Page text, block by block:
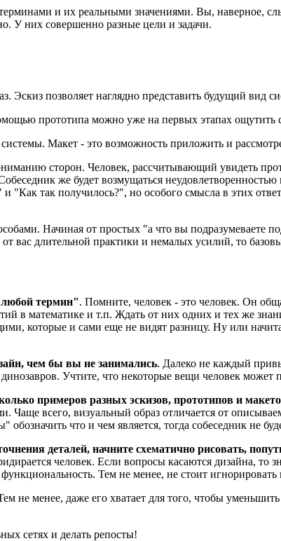
и их реальными значениями. Вы, наверное,
У них совершенно разные цели и задачи.
Эскиз позволяет наглядно представить будущий вид
прототипа можно уже на первых этапах ощутить
системы. Макет - это возможность приложить и
сторон. Человек, рассчитывающий увидеть
же будет возмущаться
так получилось?", но особого смысла в этих
Начиная от простых "а что вы подразумеваете
вас длительной практики и немалых усилий, то
термин". Помните, человек - это человек. Он
в математике и т.п. Ждать от них одних и тех же
которые и сами еще не видят разницу. Ну или
чем бы вы не занимались. Далеко не каждый
Учтите, что некоторые вещи человек может
примеров разных эскизов, прототипов и
Чаще всего, визуальный образ отличается от
что и чем является, тогда собеседник не
деталей, начните схематично рисовать,
человек. Если вопросы касаются дизайна,
Тем не менее, не стоит игнорировать
не менее, даже его хватает для того, чтобы
сетях и делать репосты!